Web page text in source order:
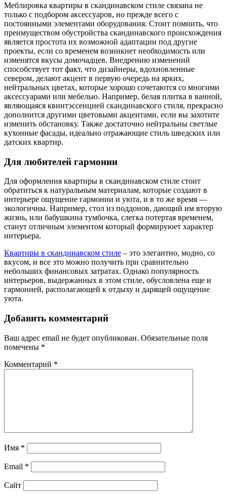
Меблировка квартиры в скандинавском стиле связана не
только с подбором аксессуаров, но прежде всего с
постоянными элементами оборудования. Стоит помнить, что
преимуществом обустройства скандинавского происхождения
является простота их возможной адаптации под другие
проекты, если со временем возникнет необходимость или
изменятся вкусы домочадцев. Внедрению изменений
способствует тот факт, что дизайнеры, вдохновленные
севером, делают акцент в первую очередь на ярких,
нейтральных цветах, которые хорошо сочетаются со многими
аксессуарами или мебелью. Например, белая плитка в ванной,
являющаяся квинтэссенцией скандинавского стиля, прекрасно
дополнится другими цветовыми акцентами, если вы захотите
изменить обстановку. Также достаточно нейтральны светлые
кухонные фасады, идеально отражающие стиль шведских или
датских квартир.
Для любителей гармонии
Для оформления квартиры в скандинавском стиле стоит
обратиться к натуральным материалам, которые создают в
интерьере ощущение гармонии и уюта, и в то же время —
экологичны. Например, стол из поддонов, дающий им вторую
жизнь, или бабушкина тумбочка, слегка потертая временем,
станут отличным элементом который формируюет характер
интерьера.
Квартиры в скандинавском стиле – это элегантно, модно, со
вкусом, и все это можно получить при сравнительно
небольших финансовых затратах. Однако популярность
интерьеров, выдержанных в этом стиле, обусловлена еще и
гармонией, располагающей к отдыху и дарящей ощущение
уюта.
Добавить комментарий
Ваш адрес email не будет опубликован. Обязательные поля
помечены *
Комментарий *
Имя *
Email *
Сайт